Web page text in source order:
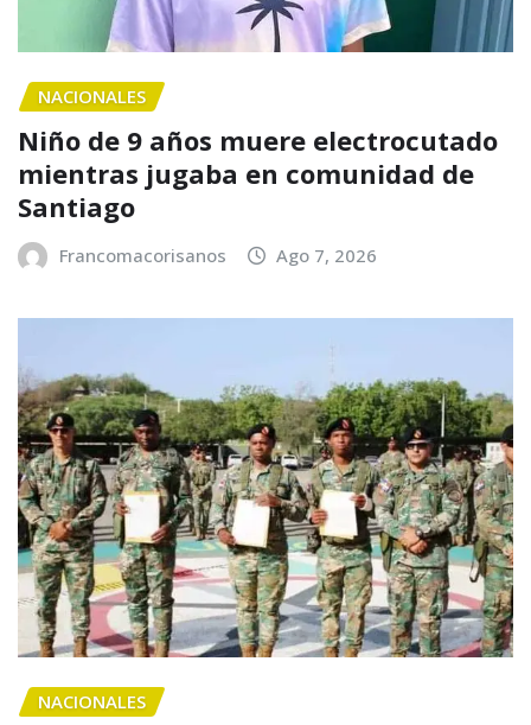
NACIONALES
Niño de 9 años muere electrocutado
mientras jugaba en comunidad de
Santiago
Francomacorisanos Ago 7, 2026
NACIONALES